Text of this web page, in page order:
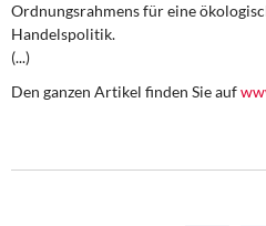
DIE LINKE
Ordnungsrahmens für eine
Handelspolitik.
(...)
Den ganzen Artikel finden Sie auf